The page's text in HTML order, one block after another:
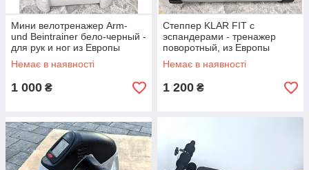
Мини велотренажер Arm-
und Beintrainer бело-черный -
для рук и ног из Европы
Немає в наявності
1 000 ₴
Степпер KLAR FIT с
эспандерами - тренажер
поворотный, из Европы
Немає в наявності
1 200 ₴